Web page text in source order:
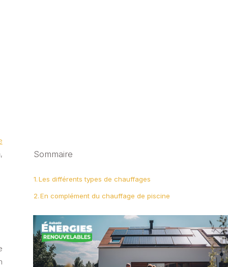
Sommaire
Les différents types de chauffages
En complément du chauffage de piscine